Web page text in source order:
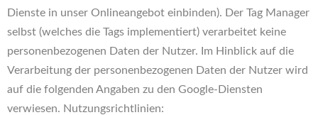
Dienste in unser Onlineangebot einbinden). Der Tag Manager
selbst (welches die Tags implementiert) verarbeitet keine
personenbezogenen Daten der Nutzer. Im Hinblick auf die
Verarbeitung der personenbezogenen Daten der Nutzer wird
auf die folgenden Angaben zu den Google-Diensten
verwiesen. Nutzungsrichtlinien: